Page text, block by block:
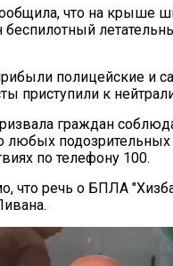
что на крыше
беспилотный
полицейские и
приступили к
граждан
любых
по телефону 100.
что речь о БПЛА